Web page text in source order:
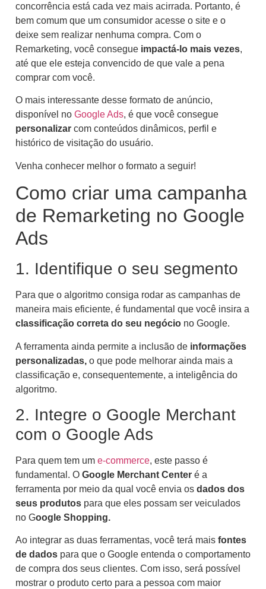
concorrência está cada vez mais acirrada. Portanto, é
bem comum que um consumidor acesse o site e o
deixe sem realizar nenhuma compra. Com o
Remarketing, você consegue impactá-lo mais vezes,
até que ele esteja convencido de que vale a pena
comprar com você.
O mais interessante desse formato de anúncio,
disponível no Google Ads, é que você consegue
personalizar com conteúdos dinâmicos, perfil e
histórico de visitação do usuário.
Venha conhecer melhor o formato a seguir!
Como criar uma campanha
de Remarketing no Google
Ads
1. Identifique o seu segmento
Para que o algoritmo consiga rodar as campanhas de
maneira mais eficiente, é fundamental que você insira a
classificação correta do seu negócio no Google.
A ferramenta ainda permite a inclusão de informações
personalizadas, o que pode melhorar ainda mais a
classificação e, consequentemente, a inteligência do
algoritmo.
2. Integre o Google Merchant
com o Google Ads
Para quem tem um e-commerce, este passo é
fundamental. O Google Merchant Center é a
ferramenta por meio da qual você envia os dados dos
seus produtos para que eles possam ser veiculados
no Google Shopping.
Ao integrar as duas ferramentas, você terá mais fontes
de dados para que o Google entenda o comportamento
de compra dos seus clientes. Com isso, será possível
mostrar o produto certo para a pessoa com maior